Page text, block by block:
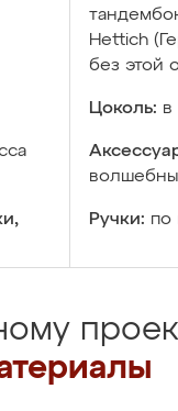
Hettich
без этой
Цоколь: в
Ручки: по